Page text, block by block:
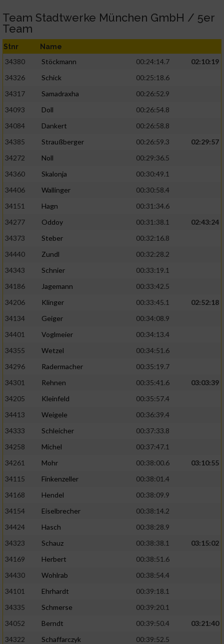
Team Stadtwerke München GmbH / 5er
Team
Stnr Name
34380 Stöckmann 00:24:14.7
02:10:19
34326
Schick
00:25:18.6
34317
Samadraxha
00:26:52.9
34093
Doll
00:26:54.8
34084
Dankert
00:26:58.8
34385
Straußberger 00:26:59.3
02:29:57
34272
Noll
00:29:36.5
34360
Skalonja
00:30:49.1
34406
Wallinger
00:30:58.4
34151
Hagn
00:31:34.6
34277
Oddoy 00:31:38.1
02:43:24
34373
Steber
00:32:16.8
34440
Zundl
00:32:28.2
34343
Schnier
00:33:19.1
34186
Jagemann
00:33:42.5
34206
Klinger 00:33:45.1
02:52:18
34134
Geiger
00:34:08.9
34401
Voglmeier
00:34:13.4
34355
Wetzel
00:34:51.6
34296
Radermacher
00:35:19.7
34301
Rehnen 00:35:41.6
03:03:39
34205
Kleinfeld
00:35:57.4
34413
Weigele
00:36:39.4
34333
Schleicher
00:37:33.8
34258
Michel
00:37:47.1
34261
Mohr 00:38:00.6
03:10:55
34115
Finkenzeller
00:38:01.4
34168
Hendel
00:38:09.9
34154
Eiselbrecher
00:38:14.2
34424
Hasch
00:38:28.9
34323
Schauz 00:38:38.1
03:15:02
34169
Herbert
00:38:51.6
34430
Wohlrab
00:38:54.4
34101
Ehrhardt
00:39:18.1
34335
Schmerse
00:39:20.1
34052
Berndt 00:39:50.4
03:21:40
34322
Schaffarczyk 00:39:52.5